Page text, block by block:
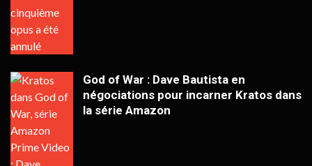
God of War : Dave Bautista en
négociations pour incarner Kratos dans
la série Amazon